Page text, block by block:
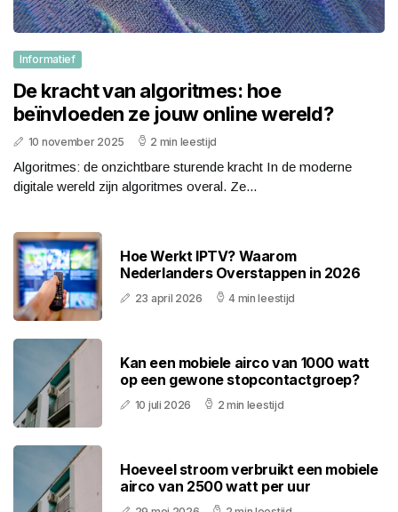
Informatief
De kracht van algoritmes: hoe
beïnvloeden ze jouw online wereld?
10 november 2025 2 min leestijd
Algoritmes: de onzichtbare sturende kracht In de moderne
digitale wereld zijn algoritmes overal. Ze...
Hoe Werkt IPTV? Waarom
Nederlanders Overstappen in 2026
23 april 2026 4 min leestijd
Kan een mobiele airco van 1000 watt
op een gewone stopcontactgroep?
10 juli 2026 2 min leestijd
Hoeveel stroom verbruikt een mobiele
airco van 2500 watt per uur